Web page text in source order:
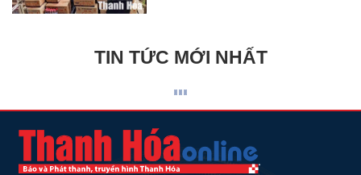
TIN TỨC MỚI NHẤT